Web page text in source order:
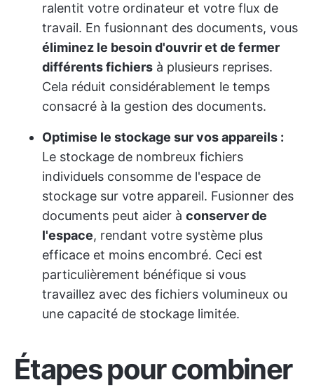
ralentit votre ordinateur et votre flux de
travail. En fusionnant des documents, vous
éliminez le besoin d'ouvrir et de fermer
différents fichiers à plusieurs reprises.
Cela réduit considérablement le temps
consacré à la gestion des documents.
Optimise le stockage sur vos appareils :
Le stockage de nombreux fichiers
individuels consomme de l'espace de
stockage sur votre appareil. Fusionner des
documents peut aider à conserver de
l'espace, rendant votre système plus
efficace et moins encombré. Ceci est
particulièrement bénéfique si vous
travaillez avec des fichiers volumineux ou
une capacité de stockage limitée.
Étapes pour combiner